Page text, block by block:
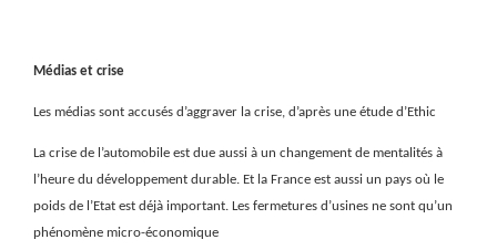
Médias et crise
Les médias sont accusés d’aggraver la crise, d’après une étude d’Ethic
La crise de l’automobile est due aussi à un changement de mentalités à
l’heure du développement durable. Et la France est aussi un pays où le
poids de l’Etat est déjà important. Les fermetures d’usines ne sont qu’un
phénomène micro-économique